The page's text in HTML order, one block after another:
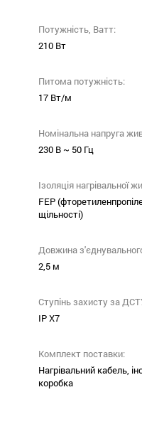
Потужність, Ватт:
210 Вт
Питома потужність:
17 Вт/м
Номінальна напруга
230 В ~ 50 Гц
Ізоляція нагрівальної
FEP
щільності)
Довжина
2,5 м
Ступінь захисту за
IP X7
Комплект поставки:
Нагрівальний кабель,
коробка